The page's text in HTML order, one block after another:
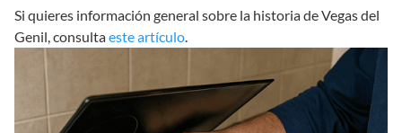
Si quieres información general sobre la historia de Vegas del
Genil, consultaeste artículo.